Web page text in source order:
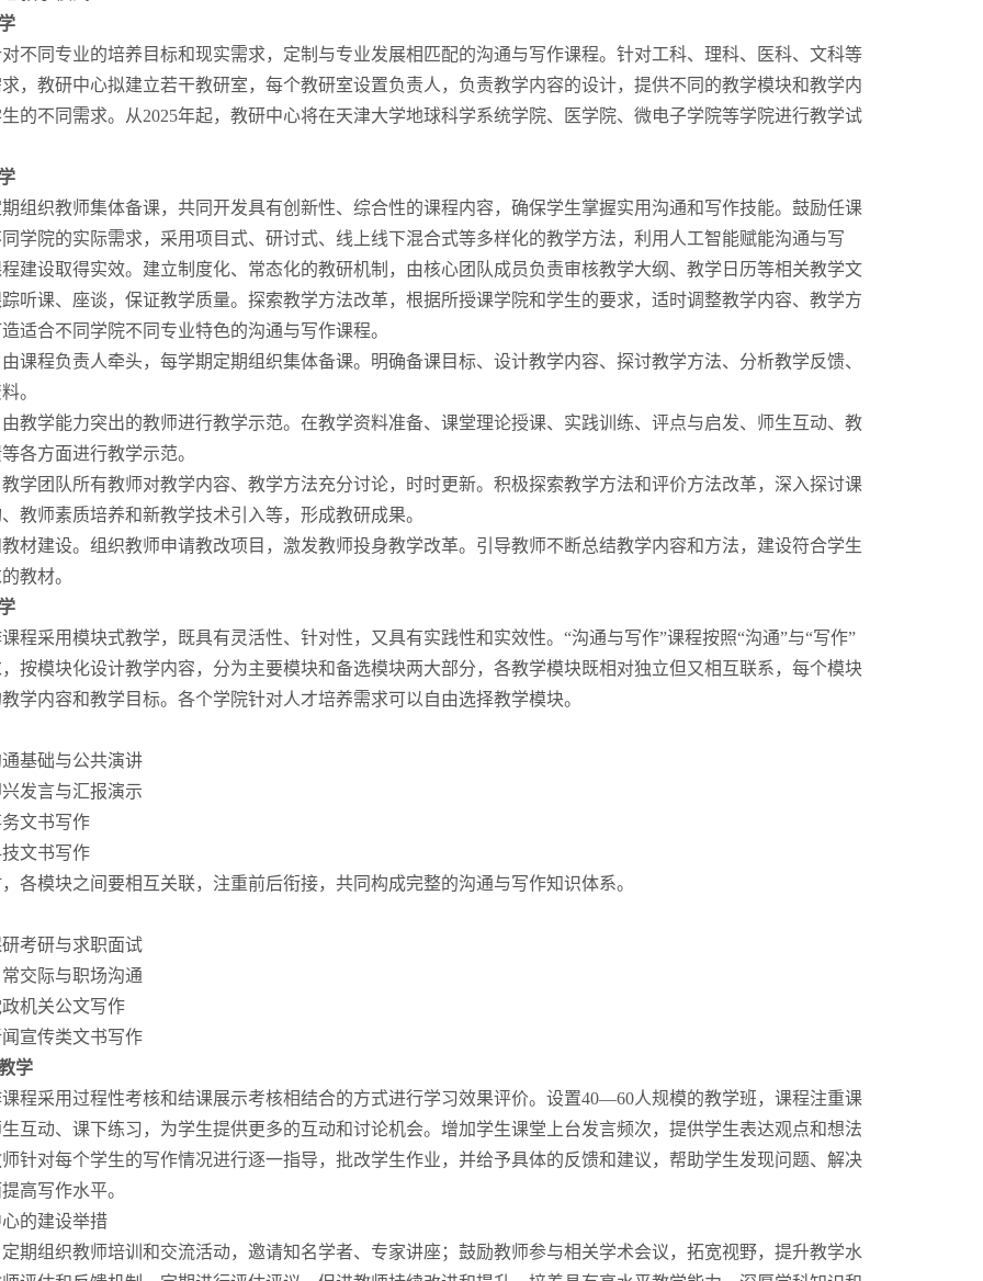
不同专业的培养目标和现实需求，定制与专业发展相匹配的沟通与写作课程。针对工科、理科、医科、文科等
，教研中心拟建立若干教研室，每个教研室设置负责人，负责教学内容的设计，提供不同的教学模块和教学内
的不同需求。从2025年起，教研中心将在天津大学地球科学系统学院、医学院、微电子学院等学院进行教学试
组织教师集体备课，共同开发具有创新性、综合性的课程内容，确保学生掌握实用沟通和写作技能。鼓励任课
学院的实际需求，采用项目式、研讨式、线上线下混合式等多样化的教学方法，利用人工智能赋能沟通与写
建设取得实效。建立制度化、常态化的教研机制，由核心团队成员负责审核教学大纲、教学日历等相关教学文
听课、座谈，保证教学质量。探索教学方法改革，根据所授课学院和学生的要求，适时调整教学内容、教学方
适合不同学院不同专业特色的沟通与写作课程。
课程负责人牵头，每学期定期组织集体备课。明确备课目标、设计教学内容、探讨教学方法、分析教学反馈、
。
教学能力突出的教师进行教学示范。在教学资料准备、课堂理论授课、实践训练、评点与启发、师生互动、教
各方面进行教学示范。
学团队所有教师对教学内容、教学方法充分讨论，时时更新。积极探索教学方法和评价方法改革，深入探讨课
教师素质培养和新教学技术引入等，形成教研成果。
材建设。组织教师申请教改项目，激发教师投身教学改革。引导教师不断总结教学内容和方法，建设符合学生
教材。
程采用模块式教学，既具有灵活性、针对性，又具有实践性和实效性。“沟通与写作”课程按照“沟通”与“写作”
按模块化设计教学内容，分为主要模块和备选模块两大部分，各教学模块既相对独立但又相互联系，每个模块
学内容和教学目标。各个学院针对人才培养需求可以自由选择教学模块。
基础与公共演讲
发言与汇报演示
文书写作
文书写作
各模块之间要相互关联，注重前后衔接，共同构成完整的沟通与写作知识体系。
考研与求职面试
交际与职场沟通
机关公文写作
宣传类文书写作
学
程采用过程性考核和结课展示考核相结合的方式进行学习效果评价。设置40—60人规模的教学班，课程注重课
互动、课下练习，为学生提供更多的互动和讨论机会。增加学生课堂上台发言频次，提供学生表达观点和想法
针对每个学生的写作情况进行逐一指导，批改学生作业，并给予具体的反馈和建议，帮助学生发现问题、解决
高写作水平。
的建设举措
定期组织教师培训和交流活动，邀请知名学者、专家讲座；鼓励教师参与相关学术会议，拓宽视野，提升教学水